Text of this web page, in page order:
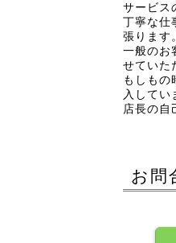
サービス
丁寧な仕
張ります
一般のお
せていた
もしもの
入してい
店長の自
お問